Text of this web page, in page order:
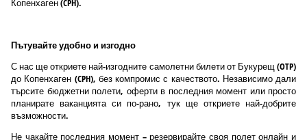
Копенхаген (CPH).
Пътувайте удобно и изгодно
С нас ще откриете най-изгодните самолетни билети от Букурещ (OTP)
до Копенхаген (CPH), без компромис с качеството. Независимо дали
търсите бюджетни полети, оферти в последния момент или просто
планирате ваканцията си по-рано, тук ще откриете най-добрите
възможности.
Не чакайте последния момент – резервирайте своя полет онлайн и